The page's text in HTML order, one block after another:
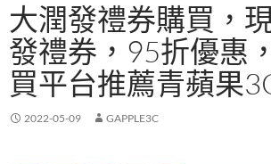
大潤發禮券購買，
發禮券，95折優惠
買平台推薦青蘋果
2022-05-09 GAPPLE3C